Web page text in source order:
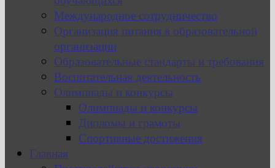
Международное сотрудничество
Организация питания в образовательной
организации
Образовательные стандарты и требования
Воспитательная деятельность
Олимпиады и конкурсы
Олимпиады и конкурсы
Дипломы и грамоты
Спортивные достижения
Главная